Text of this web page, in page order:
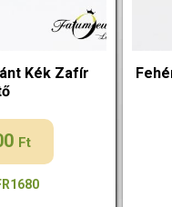
Kék Zafír
Ft